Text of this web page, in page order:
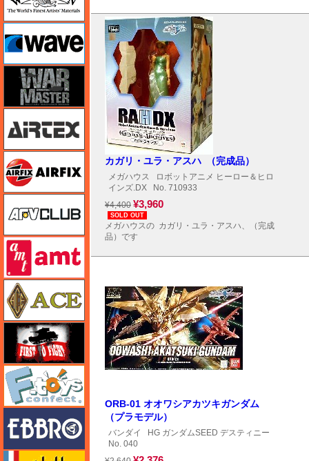
カガリ・ユラ・アスハ （完成品）
メガハウス
ロボットアニメ ヒーロー＆ヒロ
インズ.DX No. 710933
¥4,400 ¥3,960
SOLD OUT
メガハウスの カガリ・ユラ・アスハ、（完成
品）です
ORB-01 オオワシアカツキガンダム
（プラモデル）
バンダイ
HG ガンダムSEED デスティニー
No. 040
ウェーブ
ウォーマスターズ
エアテックス
エアフィックス
AFVクラブ
エース
エフトイズ
エレール